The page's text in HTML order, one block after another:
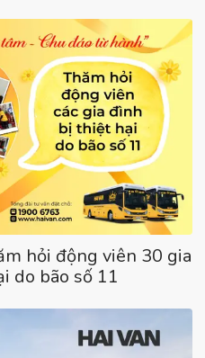
hỏi động viên 30 gia
do bão số 11